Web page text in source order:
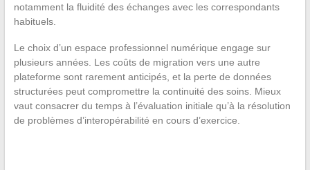
notamment la fluidité des échanges avec les correspondants
habituels.
Le choix d’un espace professionnel numérique engage sur
plusieurs années. Les coûts de migration vers une autre
plateforme sont rarement anticipés, et la perte de données
structurées peut compromettre la continuité des soins. Mieux
vaut consacrer du temps à l’évaluation initiale qu’à la résolution
de problèmes d’interopérabilité en cours d’exercice.